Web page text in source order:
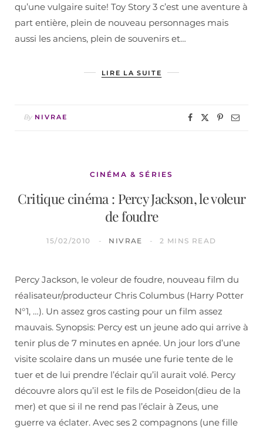
qu’une vulgaire suite! Toy Story 3 c’est une aventure à
part entière, plein de nouveau personnages mais
aussi les anciens, plein de souvenirs et…
LIRE LA SUITE
By NIVRAE
CINÉMA & SÉRIES
Critique cinéma : Percy Jackson, le voleur
de foudre
15/02/2010 NIVRAE 2 MINS READ
Percy Jackson, le voleur de foudre, nouveau film du
réalisateur/producteur Chris Columbus (Harry Potter
N°1, …). Un assez gros casting pour un film assez
mauvais. Synopsis: Percy est un jeune ado qui arrive à
tenir plus de 7 minutes en apnée. Un jour lors d’une
visite scolaire dans un musée une furie tente de le
tuer et de lui prendre l’éclair qu’il aurait volé. Percy
découvre alors qu’il est le fils de Poseidon(dieu de la
mer) et que si il ne rend pas l’éclair à Zeus, une
guerre va éclater. Avec ses 2 compagnons (une fille